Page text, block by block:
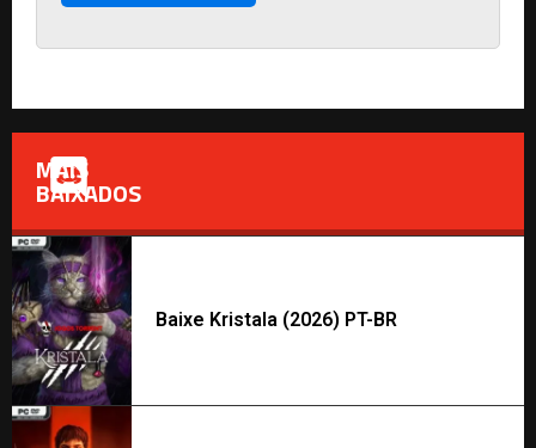
MAIS
BAIXADOS
Baixe Kristala (2026) PT-BR